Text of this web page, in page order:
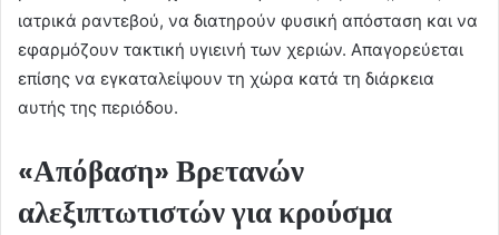
ιατρικά ραντεβού, να διατηρούν φυσική απόσταση και να
εφαρμόζουν τακτική υγιεινή των χεριών. Απαγορεύεται
επίσης να εγκαταλείψουν τη χώρα κατά τη διάρκεια
αυτής της περιόδου.
«Απόβαση» Βρετανών
αλεξιπτωτιστών για κρούσμα